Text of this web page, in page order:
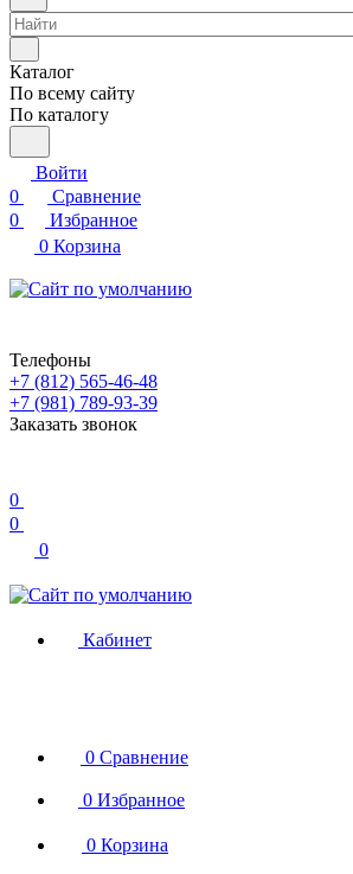
Каталог
По всему сайту
По каталогу
Войти
0
Сравнение
0
Избранное
0 Корзина
Телефоны
+7 (812) 565-46-48
+7 (981) 789-93-39
Заказать звонок
0
0
0
Кабинет
0 Сравнение
0 Избранное
0 Корзина